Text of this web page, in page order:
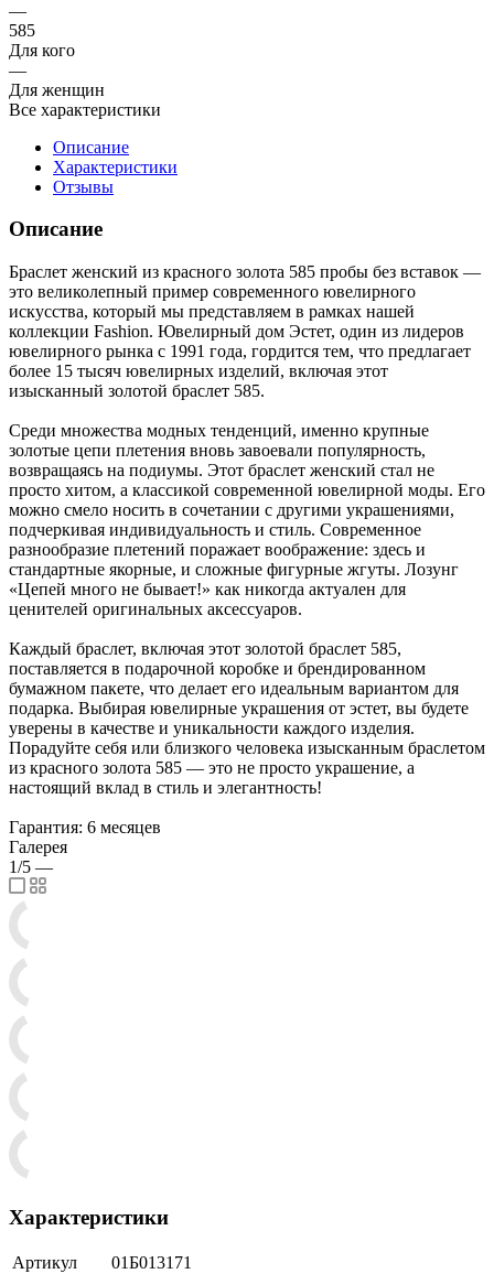
—
585
Для кого
—
Для женщин
Все характеристики
Описание
Характеристики
Отзывы
Описание
Браслет женский из красного золота 585 пробы без вставок —
это великолепный пример современного ювелирного
искусства, который мы представляем в рамках нашей
коллекции Fashion. Ювелирный дом Эстет, один из лидеров
ювелирного рынка с 1991 года, гордится тем, что предлагает
более 15 тысяч ювелирных изделий, включая этот
изысканный золотой браслет 585.
Среди множества модных тенденций, именно крупные
золотые цепи плетения вновь завоевали популярность,
возвращаясь на подиумы. Этот браслет женский стал не
просто хитом, а классикой современной ювелирной моды. Его
можно смело носить в сочетании с другими украшениями,
подчеркивая индивидуальность и стиль. Современное
разнообразие плетений поражает воображение: здесь и
стандартные якорные, и сложные фигурные жгуты. Лозунг
«Цепей много не бывает!» как никогда актуален для
ценителей оригинальных аксессуаров.
Каждый браслет, включая этот золотой браслет 585,
поставляется в подарочной коробке и брендированном
бумажном пакете, что делает его идеальным вариантом для
подарка. Выбирая ювелирные украшения от эстет, вы будете
уверены в качестве и уникальности каждого изделия.
Порадуйте себя или близкого человека изысканным браслетом
из красного золота 585 — это не просто украшение, а
настоящий вклад в стиль и элегантность!
Гарантия: 6 месяцев
Галерея
1/5 —
Характеристики
Артикул
01Б013171